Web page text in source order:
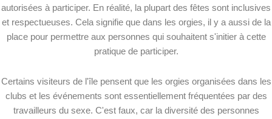
autorisées à participer. En réalité, la plupart des fêtes sont inclusives
et respectueuses. Cela signifie que dans les orgies, il y a aussi de la
place pour permettre aux personnes qui souhaitent s'initier à cette
pratique de participer.
Certains visiteurs de l'île pensent que les orgies organisées dans les
clubs et les événements sont essentiellement fréquentées par des
travailleurs du sexe. C'est faux, car la diversité des personnes